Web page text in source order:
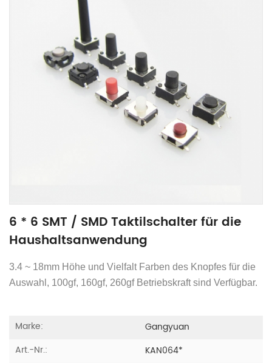
6 * 6 SMT / SMD Taktilschalter für die
Haushaltsanwendung
3.4 ~ 18mm Höhe und Vielfalt Farben des Knopfes für die
Auswahl, 100gf, 160gf, 260gf Betriebskraft sind Verfügbar.
Marke:
Gangyuan
Art.-Nr.:
KAN064*